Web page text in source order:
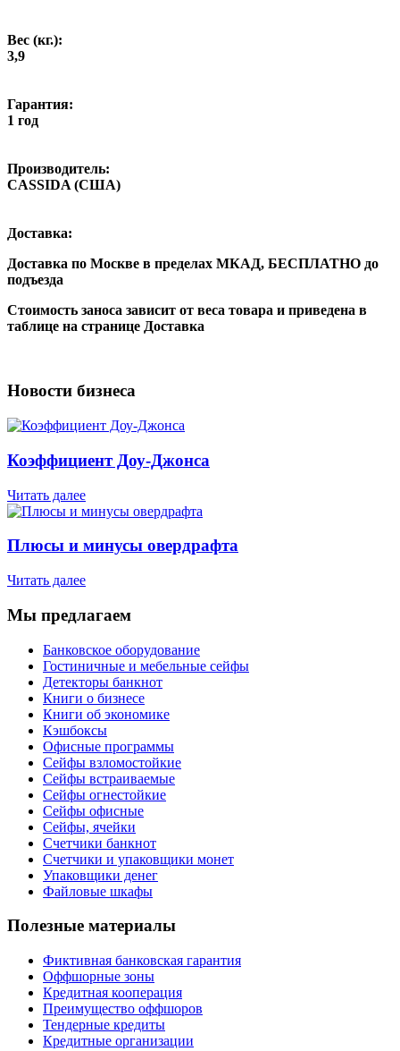
Вес (кг.):
3,9
Гарантия:
1 год
Производитель:
CASSIDA (США)
Доставка:
Доставка по Москве в пределах МКАД, БЕСПЛАТНО до
подъезда
Стоимость заноса зависит от веса товара и приведена в
таблице на странице Доставка
Новости бизнеса
Коэффициент Доу-Джонса
Читать далее
Плюсы и минусы овердрафта
Читать далее
Мы предлагаем
Банковское оборудование
Гостиничные и мебельные сейфы
Детекторы банкнот
Книги о бизнесе
Книги об экономике
Кэшбоксы
Офисные программы
Сейфы взломостойкие
Сейфы встраиваемые
Сейфы огнестойкие
Сейфы офисные
Сейфы, ячейки
Счетчики банкнот
Счетчики и упаковщики монет
Упаковщики денег
Файловые шкафы
Полезные материалы
Фиктивная банковская гарантия
Оффшорные зоны
Кредитная кооперация
Преимущество оффшоров
Тендерные кредиты
Кредитные организации